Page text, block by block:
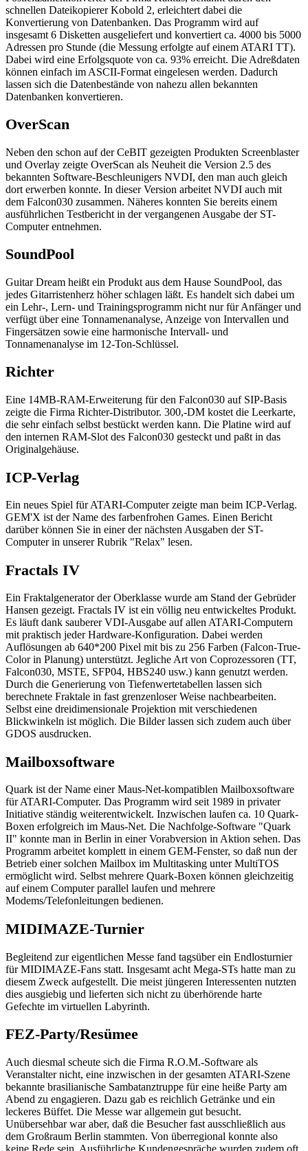
schnellen Dateikopierer Kobold 2, erleichtert dabei die
Konvertierung von Datenbanken. Das Programm wird auf
insgesamt 6 Disketten ausgeliefert und konvertiert ca. 4000 bis 5000
Adressen pro Stunde (die Messung erfolgte auf einem ATARI TT).
Dabei wird eine Erfolgsquote von ca. 93% erreicht. Die Adreßdaten
können einfach im ASCII-Format eingelesen werden. Dadurch
lassen sich die Datenbestände von nahezu allen bekannten
Datenbanken konvertieren.
OverScan
Neben den schon auf der CeBIT gezeigten Produkten Screenblaster
und Overlay zeigte OverScan als Neuheit die Version 2.5 des
bekannten Software-Beschleunigers NVDI, den man auch gleich
dort erwerben konnte. In dieser Version arbeitet NVDI auch mit
dem Falcon030 zusammen. Näheres konnten Sie bereits einem
ausführlichen Testbericht in der vergangenen Ausgabe der ST-
Computer entnehmen.
SoundPool
Guitar Dream heißt ein Produkt aus dem Hause SoundPool, das
jedes Gitarristenherz höher schlagen läßt. Es handelt sich dabei um
ein Lehr-, Lern- und Trainingsprogramm nicht nur für Anfänger und
verfügt über eine Tonnamenanalyse, Anzeige von Intervallen und
Fingersätzen sowie eine harmonische Intervall- und
Tonnamenanalyse im 12-Ton-Schlüssel.
Richter
Eine 14MB-RAM-Erweiterung für den Falcon030 auf SIP-Basis
zeigte die Firma Richter-Distributor. 300,-DM kostet die Leerkarte,
die sehr einfach selbst bestückt werden kann. Die Platine wird auf
den internen RAM-Slot des Falcon030 gesteckt und paßt in das
Originalgehäuse.
ICP-Verlag
Ein neues Spiel für ATARI-Computer zeigte man beim ICP-Verlag.
GEM'X ist der Name des farbenfrohen Games. Einen Bericht
darüber können Sie in einer der nächsten Ausgaben der ST-
Computer in unserer Rubrik "Relax" lesen.
Fractals IV
Ein Fraktalgenerator der Oberklasse wurde am Stand der Gebrüder
Hansen gezeigt. Fractals IV ist ein völlig neu entwickeltes Produkt.
Es läuft dank sauberer VDI-Ausgabe auf allen ATARI-Computern
mit praktisch jeder Hardware-Konfiguration. Dabei werden
Auflösungen ab 640*200 Pixel mit bis zu 256 Farben (Falcon-True-
Color in Planung) unterstützt. Jegliche Art von Coprozessoren (TT,
Falcon030, MSTE, SFP04, HBS240 usw.) kann genutzt werden.
Durch die Generierung von Tiefenwertetabellen lassen sich
berechnete Fraktale in fast grenzenloser Weise nachbearbeiten.
Selbst eine dreidimensionale Projektion mit verschiedenen
Blickwinkeln ist möglich. Die Bilder lassen sich zudem auch über
GDOS ausdrucken.
Mailboxsoftware
Quark ist der Name einer Maus-Net-kompatiblen Mailboxsoftware
für ATARI-Computer. Das Programm wird seit 1989 in privater
Initiative ständig weiterentwickelt. Inzwischen laufen ca. 10 Quark-
Boxen erfolgreich im Maus-Net. Die Nachfolge-Software "Quark
II" konnte man in Berlin in einer Vorabversion in Aktion sehen. Das
Programm arbeitet komplett in einem GEM-Fenster, so daß nun der
Betrieb einer solchen Mailbox im Multitasking unter MultiTOS
ermöglicht wird. Selbst mehrere Quark-Boxen können gleichzeitig
auf einem Computer parallel laufen und mehrere
Modems/Telefonleitungen bedienen.
MIDIMAZE-Turnier
Begleitend zur eigentlichen Messe fand tagsüber ein Endlosturnier
für MIDIMAZE-Fans statt. Insgesamt acht Mega-STs hatte man zu
diesem Zweck aufgestellt. Die meist jüngeren Interessenten nutzten
dies ausgiebig und lieferten sich nicht zu überhörende harte
Gefechte im virtuellen Labyrinth.
FEZ-Party/Resümee
Auch diesmal scheute sich die Firma R.O.M.-Software als
Veranstalter nicht, eine inzwischen in der gesamten ATARI-Szene
bekannte brasilianische Sambatanztruppe für eine heiße Party am
Abend zu engagieren. Dazu gab es reichlich Getränke und ein
leckeres Büffet. Die Messe war allgemein gut besucht.
Unübersehbar war aber, daß die Besucher fast ausschließlich aus
dem Großraum Berlin stammten. Von überregional konnte also
keine Rede sein. Ausführliche Kundengespräche wurden zudem oft